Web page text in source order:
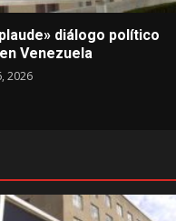
diálogo político
Venezuela
2026